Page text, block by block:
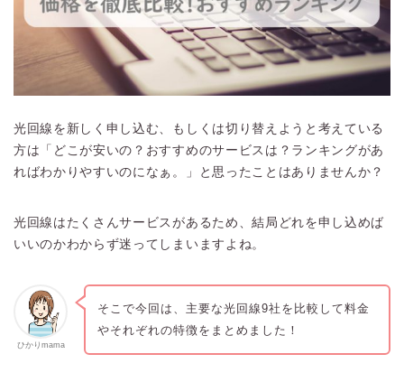
光回線を新しく申し込む、もしくは切り替えようと考えている
方は「どこが安いの？おすすめのサービスは？ランキングがあ
ればわかりやすいのになぁ 。」と思ったことはありませんか？
光回線はたくさんサービスがあるため、結局どれを申し込めば
いいのかわからず迷ってしまいますよね。
ひかりmama
そこで今回は、主要な光回線9社を比較して料金
やそれぞれの特徴をまとめました！